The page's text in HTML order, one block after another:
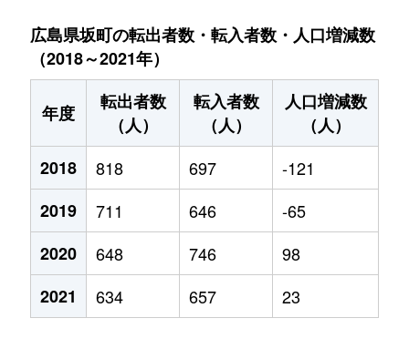
広島県坂町の転出者数・転入者数・人口増減数
（2018～2021年）
年度
転出者数
（人）
転入者数
（人）
人口増減数
（人）
2018
818 697
-121
2019
711 646
-65
2020
648 746
98
2021
634 657 23